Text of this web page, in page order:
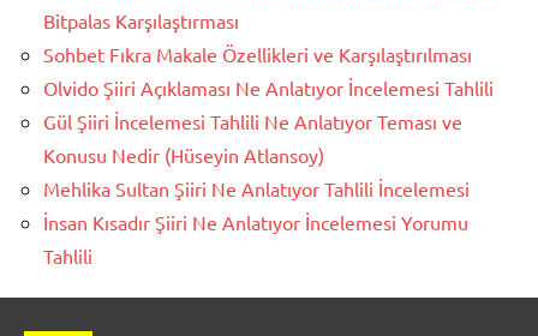
Bitpalas Karşılaştırması
Sohbet Fıkra Makale Özellikleri ve Karşılaştırılması
Olvido Şiiri Açıklaması Ne Anlatıyor İncelemesi Tahlili
Gül Şiiri İncelemesi Tahlili Ne Anlatıyor Teması ve
Konusu Nedir (Hüseyin Atlansoy)
Mehlika Sultan Şiiri Ne Anlatıyor Tahlili İncelemesi
İnsan Kısadır Şiiri Ne Anlatıyor İncelemesi Yorumu
Tahlili